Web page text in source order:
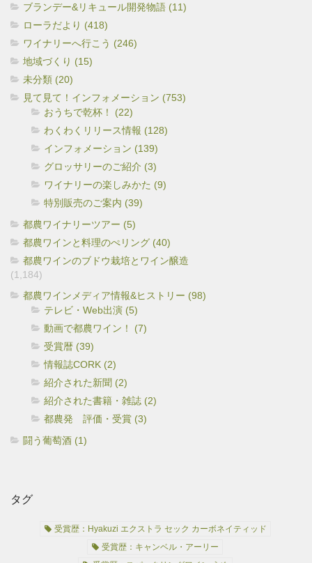
ブランデー&リキュール開発物語 (11)
ローラだより (418)
ワイナリーへ行こう (246)
地域づくり (15)
未分類 (20)
見て見て！インフォメーション (753)
おうちで乾杯！ (22)
わくわくリリース情報 (128)
インフォメーション (139)
グロッサリーのご紹介 (3)
ワイナリーの楽しみかた (9)
特別販売のご案内 (39)
都農ワイナリーツアー (5)
都農ワインと料理のぺリング (40)
都農ワインのブドウ栽培とワイン醸造
(1,184)
都農ワインメディア情報&ヒストリー (98)
テレビ・Web出演 (5)
動画で都農ワイン！ (7)
受賞暦 (39)
情報誌CORK (2)
紹介された新聞 (2)
紹介された書籍・雑誌 (2)
都農発 評価・受賞 (3)
闘う葡萄酒 (1)
タグ
受賞歴：Hyakuzi エクストラ セック カーボネイティッド
受賞歴：キャンベル・アーリー